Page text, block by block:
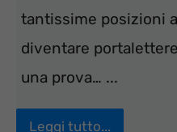
tantissime posizioni
diventare
una prova… ...
Leggi tutto...